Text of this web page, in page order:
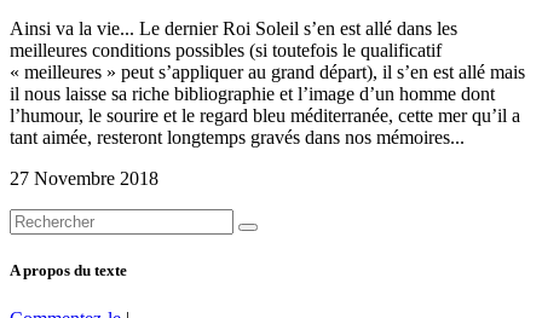
Ainsi va la vie... Le dernier Roi Soleil s’en est allé dans les
meilleures conditions possibles (si toutefois le qualificatif
« meilleures » peut s’appliquer au grand départ), il s’en est allé mais
il nous laisse sa riche bibliographie et l’image d’un homme dont
l’humour, le sourire et le regard bleu méditerranée, cette mer qu’il a
tant aimée, resteront longtemps gravés dans nos mémoires...
27 Novembre 2018
A propos du texte